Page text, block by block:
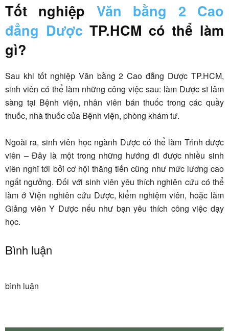
Tốt nghiệp Văn bằng 2 Cao
đẳng Dược TP.HCM có thể làm
gì?
Sau khi tốt nghiệp Văn bằng 2 Cao đẳng Dược TP.HCM,
sinh viên có thể làm những công việc sau: làm Dược sĩ lâm
sàng tại Bệnh viện, nhân viên bán thuốc trong các quầy
thuốc, nhà thuốc của Bệnh viện, phòng khám tư.
Ngoài ra, sinh viên học ngành Dược có thể làm Trình dược
viên – Đây là một trong những hướng đi được nhiều sinh
viên nghĩ tới bởi cơ hội thăng tiến cũng như mức lương cao
ngất ngưởng. Đối với sinh viên yêu thích nghiên cứu có thể
làm ở Viện nghiên cứu Dược, kiểm nghiệm viên, hoặc làm
Giảng viên Y Dược nếu như bạn yêu thích công việc dạy
học.
Bình luận
bình luận